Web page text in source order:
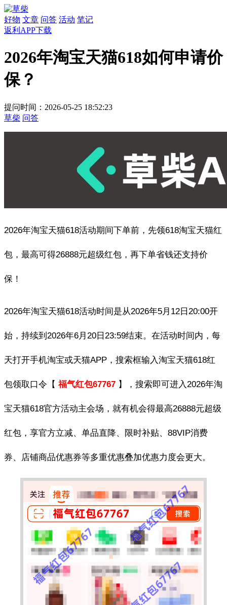
好物 文章 问答 活动 笔记
返利APP下载
2026年淘宝天猫618如何申请价
保？
提问时间：2026-05-25 18:52:23
草柴 问答
2026年淘宝天猫618活动期间下单前，先领618淘宝天猫红
包，最高可得26888元超级红包，再下单省钱还支持价
保！
2026年淘宝天猫618活动时间是从2026年5月12日20:00开
始，持续到2026年6月20日23:59结束。在活动时间内，每
天打开手机淘宝或天猫APP，搜索框输入淘宝天猫618红
包领取口令【福气红包67767 】，搜索即可进入2026年淘
宝天猫618官方活动主会场，就有机会得最高26888元超级
红包，享官方立减、单品直降、限时补贴、88VIP消费
券、店铺商品优惠券等多重优惠叠加优惠力度会更大。